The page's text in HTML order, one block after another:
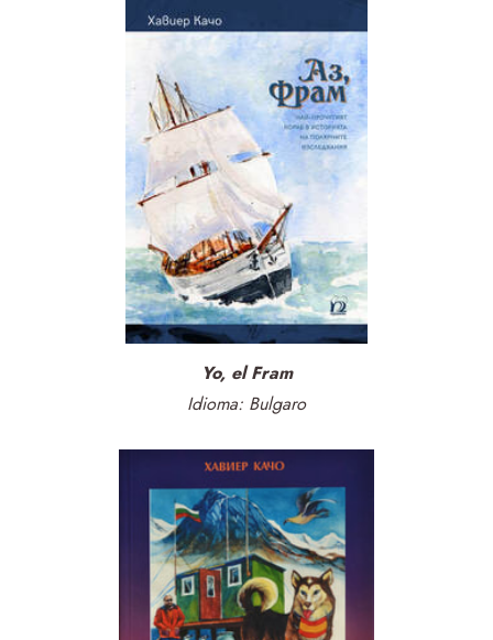
Yo, el Fram
Idioma: Bulgaro